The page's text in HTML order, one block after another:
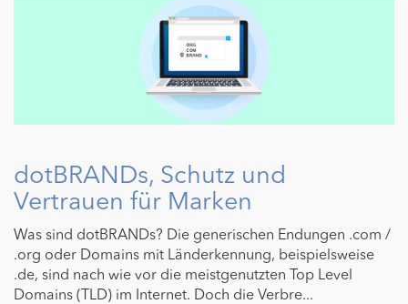
dotBRANDs, Schutz und
Vertrauen für Marken
Was sind dotBRANDs? Die generischen Endungen .com /
.org oder Domains mit Länderkennung, beispielsweise
.de, sind nach wie vor die meistgenutzten Top Level
Domains (TLD) im Internet. Doch die Verbre...